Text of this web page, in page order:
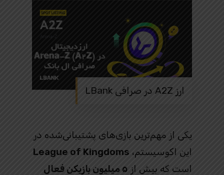
ارز A2Z در صرافی LBank
یکی از مهم‌ترین بازی‌های پشتیبانی‌شده در
این اکوسیستم، League of Kingdoms
است که بیش از ۵ میلیون بازیکن فعال